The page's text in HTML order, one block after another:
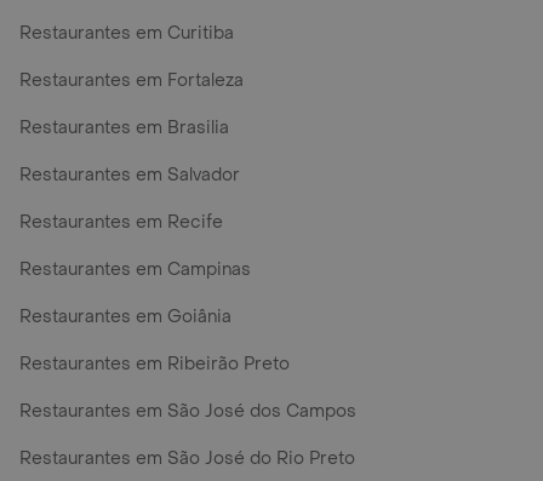
Restaurantes em Curitiba
Restaurantes em Fortaleza
Restaurantes em Brasilia
Restaurantes em Salvador
Restaurantes em Recife
Restaurantes em Campinas
Restaurantes em Goiânia
Restaurantes em Ribeirão Preto
Restaurantes em São José dos Campos
Restaurantes em São José do Rio Preto